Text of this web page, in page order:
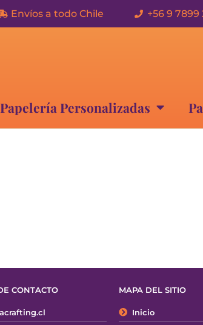
Envíos a todo Chile +56 9 7899
Papelería Personalizadas
CONTACTO MAPA DEL SITIO
Inicio